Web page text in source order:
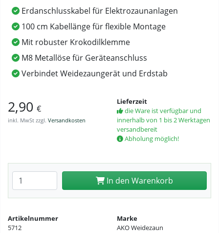
Erdanschlusskabel für Elektrozaunanlagen
100 cm Kabellänge für flexible Montage
Mit robuster Krokodilklemme
M8 Metallöse für Geräteanschluss
Verbindet Weidezaungerät und Erdstab
2,90 €
inkl. MwSt zzgl. Versandkosten
Lieferzeit
die Ware ist verfügbar und
innerhalb von 1 bis 2 Werktagen
versandbereit
Abholung möglich!
Anzahl eingeben In den Warenkorb
Artikelnummer
5712
Marke
AKO Weidezaun